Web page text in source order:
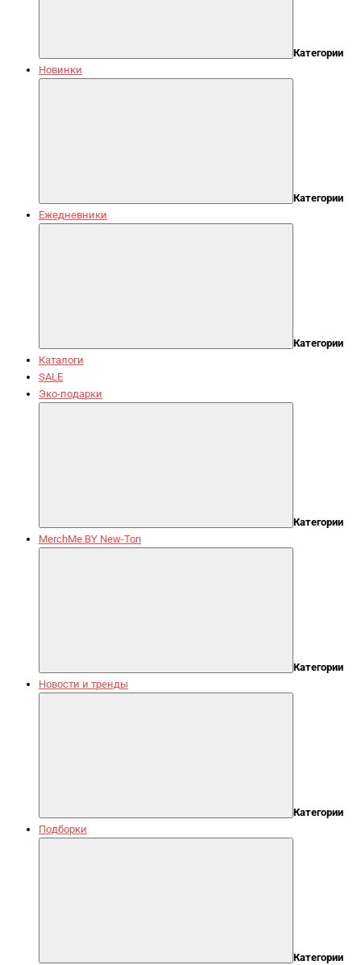
Категории
Новинки
Категории
Ежедневники
Категории
Каталоги
SALE
Эко-подарки
Категории
MerchMe BY New-Ton
Категории
Новости и тренды
Категории
Подборки
Категории